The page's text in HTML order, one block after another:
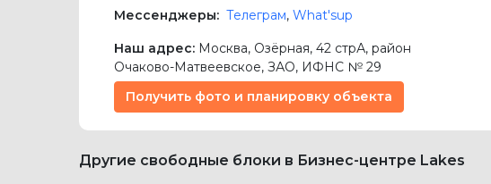
Мессенджеры: Телеграм, What'sup
Наш адрес: Москва, Озёрная, 42 стрА, район
Очаково-Матвеевское, ЗАО, ИФНС № 29
Получить фото и планировку объекта
Другие свободные блоки в Бизнес-центре Lakes